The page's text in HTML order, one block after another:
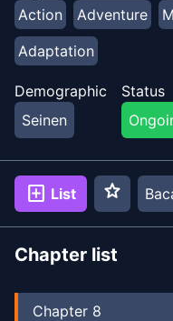
Action
Adventure
Adaptation
Demographic
Seinen
Status
add_box List star
Chapter list
Chapter 8